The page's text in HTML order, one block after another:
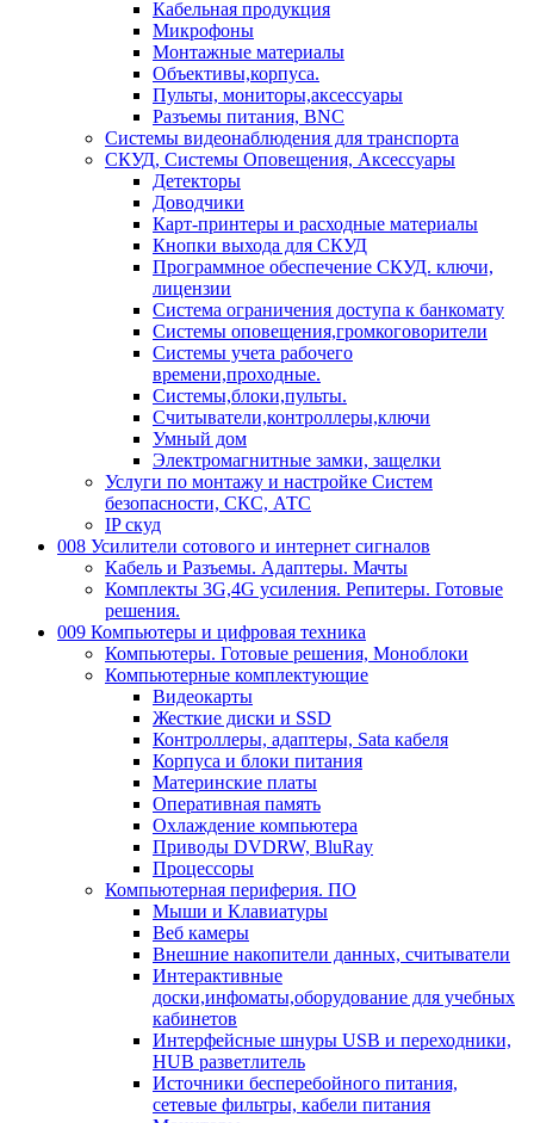
Кабельная продукция
Микрофоны
Монтажные материалы
Объективы,корпуса.
Пульты, мониторы,аксессуары
Разъемы питания, BNC
Системы видеонаблюдения для транспорта
СКУД, Системы Оповещения, Аксессуары
Детекторы
Доводчики
Карт-принтеры и расходные материалы
Кнопки выхода для СКУД
Программное обеспечение СКУД. ключи,
лицензии
Система ограничения доступа к банкомату
Системы оповещения,громкоговорители
Системы учета рабочего
времени,проходные.
Системы,блоки,пульты.
Считыватели,контроллеры,ключи
Умный дом
Электромагнитные замки, защелки
Услуги по монтажу и настройке Систем
безопасности, СКС, АТС
IP скуд
008 Усилители сотового и интернет сигналов
Кабель и Разъемы. Адаптеры. Мачты
Комплекты 3G,4G усиления. Репитеры. Готовые
решения.
009 Компьютеры и цифровая техника
Компьютеры. Готовые решения, Моноблоки
Компьютерные комплектующие
Видеокарты
Жесткие диски и SSD
Контроллеры, адаптеры, Sata кабеля
Корпуса и блоки питания
Материнские платы
Оперативная память
Охлаждение компьютера
Приводы DVDRW, BluRay
Процессоры
Компьютерная периферия. ПО
Мыши и Клавиатуры
Веб камеры
Внешние накопители данных, считыватели
Интерактивные
доски,инфоматы,оборудование для учебных
кабинетов
Интерфейсные шнуры USB и переходники,
HUB разветлитель
Источники бесперебойного питания,
сетевые фильтры, кабели питания